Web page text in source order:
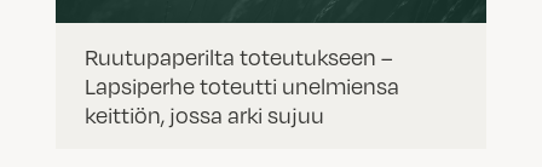
Ruutupaperilta toteutukseen –
Lapsiperhe toteutti unelmiensa
keittiön, jossa arki sujuu